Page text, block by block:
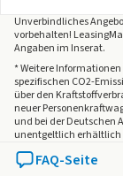
Unverbindliches
vorbehalten!
Angaben im Inserat.
* Weitere
spezifischen CO2-
über den
neuer
und bei der Deutschen
unentgeltlich erhältlich
FAQ-Seite